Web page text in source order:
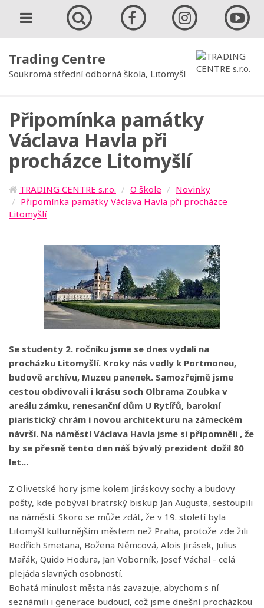
Trading Centre
Soukromá střední odborná škola, Litomyšl
Připomínka památky
Václava Havla při
procházce Litomyšlí
TRADING CENTRE s.r.o. O škole
Novinky
Připomínka památky Václava Havla při procházce
Litomyšlí
Se studenty 2. ročníku jsme se dnes vydali na
procházku Litomyšlí. Kroky nás vedly k Portmoneu,
budově archívu, Muzeu panenek. Samozřejmě jsme
cestou obdivovali i krásu soch Olbrama Zoubka v
areálu zámku, renesanční dům U Rytířů, barokní
piaristický chrám i novou architekturu na zámeckém
návrší. Na náměstí Václava Havla jsme si připomněli , že
by se přesně tento den náš bývalý prezident dožil 80
let...
Z Olivetské hory jsme kolem Jiráskovy sochy a budovy
pošty, kde pobýval bratrský biskup Jan Augusta, sestoupili
na náměstí. Skoro se může zdát, že v 19. století byla
Litomyšl kulturnějším městem než Praha, protože zde žili
Bedřich Smetana, Božena Němcová, Alois Jirásek, Julius
Mařák, Quido Hodura, Jan Voborník, Josef Váchal - celá
plejáda slavných osobností.
Bohatá minulost města nás zavazuje, abychom s ní
seznámili i generace budoucí, což jsme dnešní procházkou